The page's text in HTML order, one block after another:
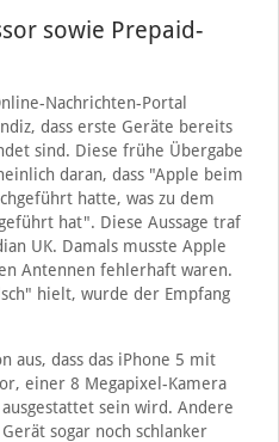
sowie Prepaid-
Nachrichten-Portal
dass erste Geräte bereits
sind. Diese frühe Übergabe
daran, dass "Apple beim
hatte, was zu dem
hat". Diese Aussage traf
UK. Damals musste Apple
Antennen fehlerhaft waren.
hielt, wurde der Empfang
aus, dass das iPhone 5 mit
einer 8 Megapixel-Kamera
sein wird. Andere
sogar noch schlanker